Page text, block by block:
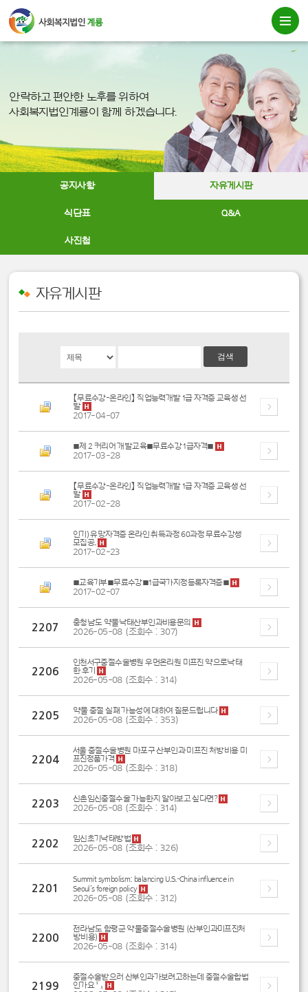
안락하고 편안한 노후를 위하여
사회복지법인계룡이 함께 하겠습니다.
공지사항 자유게시판
식단표 Q&A
사진첩
자유게시판
【무료수강-온라인】 직업능력개발 1급 자격증 교육생 선
발
2017-04-07
■제 2 커리어 개발교육■무료수강 1급자격■
2017-03-28
【무료수강-온라인】 직업능력개발 1급 자격증 교육생 선
발
2017-02-28
인기) 유망자격증 온라인 취득과정 60과정 무료수강생
모집공..
2017-02-23
■교육기부■무료수강■1급국가지정등록자격증■
2017-02-07
2207 충청남도 약물낙태산부인과비용문의
2026-05-08 (조회수 : 307)
2206
인천서구중절수술병원 우먼온리원 미프진 약으로낙태
한 후기
2026-05-08 (조회수 : 314)
2205 약물 중절 실패 가능성에 대하여 질문드립니다
2026-05-08 (조회수 : 353)
2204
서울 중절수술병원 마포구 산부인과 미프진 처방비용 미
프진정품가격
2026-05-08 (조회수 : 318)
2203 신촌임신중절수술 가능한지 알아보고 싶다면?
2026-05-08 (조회수 : 314)
2202 임신초기낙태방법
2026-05-08 (조회수 : 326)
2201
Summit symbolism: balancing U.S.–China influence in
Seoul’s foreign policy
2026-05-08 (조회수 : 312)
2200
전라남도 함평군 약물중절수술병원 (산부인과미프진처
방비용)
2026-05-08 (조회수 : 314)
2199
중절수술받으러 산부인과가보려고하는데 중절수술합법
인가요 『』